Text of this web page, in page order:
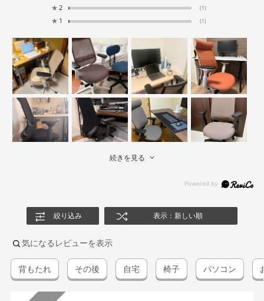
★ 2 (1)
★ 1 (1)
続きを見る
絞り込み 表示：新しい順
気になるレビューを表示
背もたれ その後 自宅 椅子 パソコン